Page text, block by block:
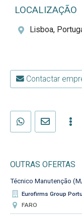
LOCALIZAÇÃO
Lisboa,
Contactar
OUTRAS OFERTAS
Técnico Manutenção
Eurofirms Group
FARO